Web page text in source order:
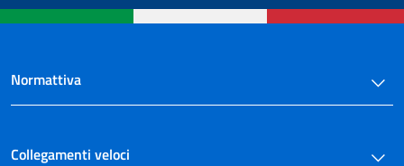
Normattiva
Collegamenti veloci